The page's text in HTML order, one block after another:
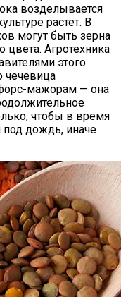
возделывается
растет. В
могут быть зерна
цвета. Агротехника
этого
чечевица
мажорам — она
чтобы в время
под дождь, иначе